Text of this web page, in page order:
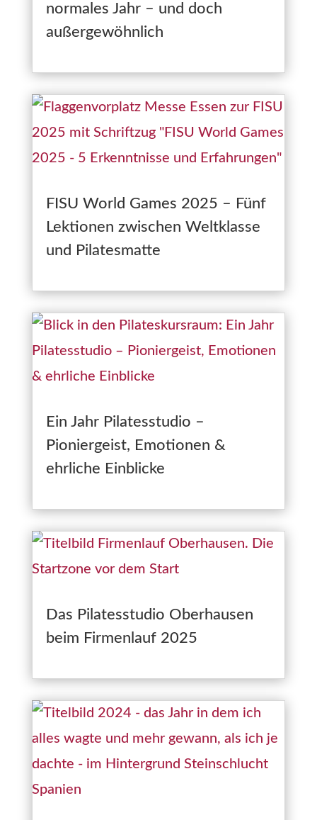
normales Jahr – und doch
außergewöhnlich
FISU World Games 2025 – Fünf
Lektionen zwischen Weltklasse
und Pilatesmatte
Ein Jahr Pilatesstudio –
Pioniergeist, Emotionen &
ehrliche Einblicke
Das Pilatesstudio Oberhausen
beim Firmenlauf 2025